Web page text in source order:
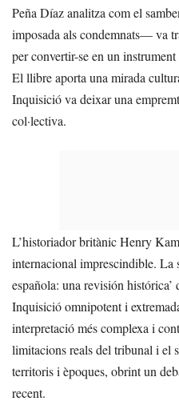
Peña Díaz analitza com el
imposada als condemnats— va
per convertir-se en un
El llibre aporta una mirada
Inquisició va deixar una
col·lectiva.
L’historiador britànic Henry
internacional imprescindible. La
española: una revisión histórica’
Inquisició omnipotent i
interpretació més complexa i
limitacions reals del tribunal i el
territoris i èpoques, obrint un
recent.